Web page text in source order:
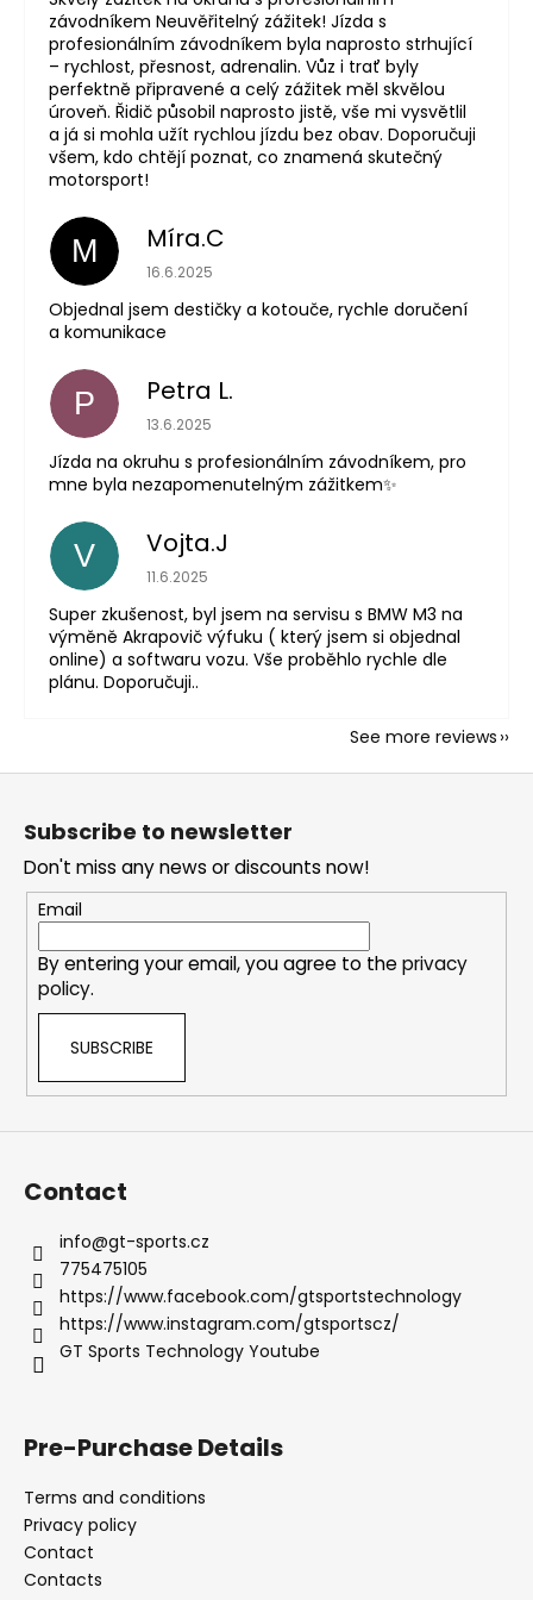
závodníkem Neuvěřitelný zážitek! Jízda s
profesionálním závodníkem byla naprosto strhující
– rychlost, přesnost, adrenalin. Vůz i trať byly
perfektně připravené a celý zážitek měl skvělou
úroveň. Řidič působil naprosto jistě, vše mi vysvětlil
a já si mohla užít rychlou jízdu bez obav. Doporučuji
všem, kdo chtějí poznat, co znamená skutečný
motorsport!
M Míra.C
The store rating is 5 out of 5 stars.
16.6.2025
Objednal jsem destičky a kotouče, rychle doručení
a komunikace
P Petra L.
The store rating is 5 out of 5 stars.
13.6.2025
Jízda na okruhu s profesionálním závodníkem, pro
mne byla nezapomenutelným zážitkem✨
V Vojta.J
The store rating is 5 out of 5 stars.
11.6.2025
Super zkušenost, byl jsem na servisu s BMW M3 na
výměně Akrapovič výfuku ( který jsem si objednal
online) a softwaru vozu. Vše proběhlo rychle dle
plánu. Doporučuji..
See more reviews
Subscribe to newsletter
Don't miss any news or discounts now!
Email
By entering your email, you agree to theprivacy
policy.
SUBSCRIBE
Contact
info@gt-sports.cz
775475105
https://www.facebook.com/gtsportstechnology
https://www.instagram.com/gtsportscz/
GT Sports Technology Youtube
Pre-Purchase Details
Terms and conditions
Privacy policy
Contact
Contacts